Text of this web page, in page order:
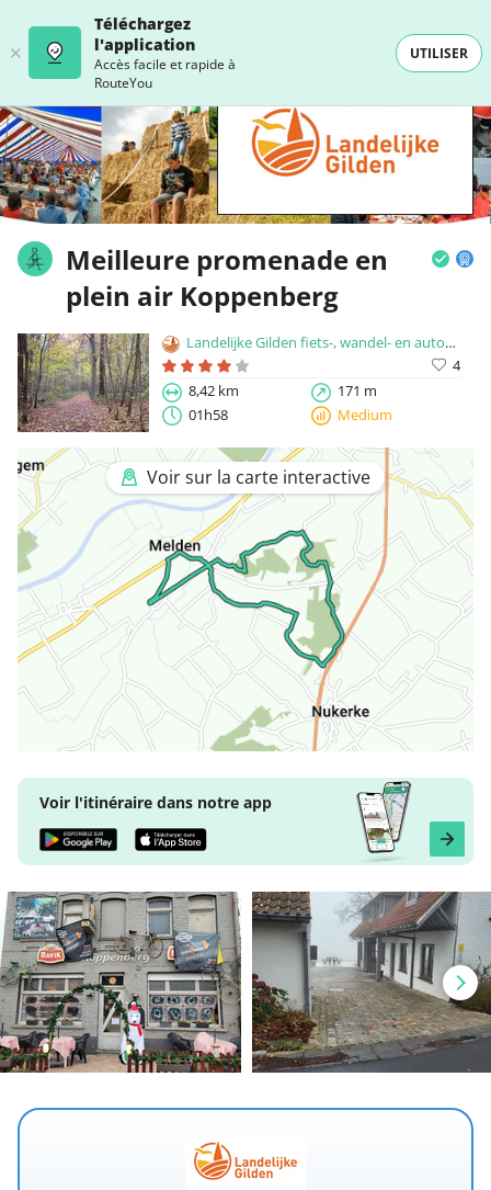
Téléchargez
l'application
Accès facile et rapide à
RouteYou
UTILISER
Meilleure promenade en
plein air Koppenberg
Landelijke Gilden fiets-, wandel- en autoroutes
4
8,42 km
171 m
01h58
Medium
Voir sur la carte interactive
Voir l'itinéraire dans notre app